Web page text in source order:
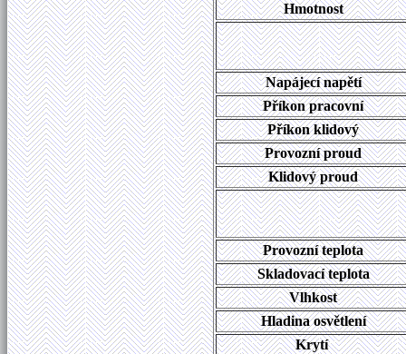
Hmotnost
Napájecí napětí
Příkon pracovní
Příkon klidový
Provozní proud
Klidový proud
Provozní teplota
Skladovací teplota
Vlhkost
Hladina osvětlení
Krytí